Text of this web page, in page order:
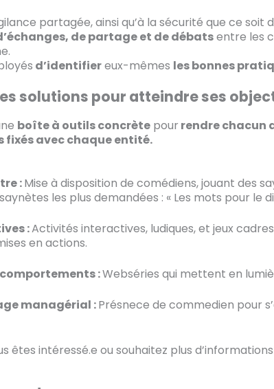
partagée, ainsi qu’à la sécurité que ce soit
de partage et de débatsentre les
d’identifiereux-mêmes les bonnes
solutions pour atteindre ses
boîte à outils concrète pour rendre chacun
avec chaque entité.
:Mise à disposition de comédiens, jouant des
les plus demandées : « Les mots pour le
:Activités interactives, ludiques, et jeux
en actions.
:Webséries qui mettent en
managérial :Présnece de commedien pour
ou souhaitez plus d’informations